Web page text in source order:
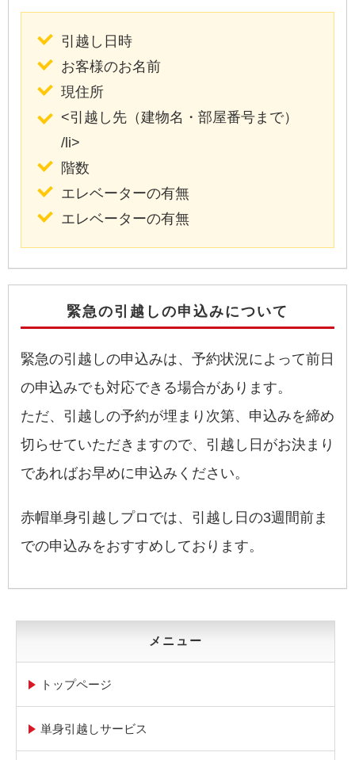
引越し日時
お客様のお名前
現住所
<引越し先（建物名・部屋番号まで）
/li>
階数
エレベーターの有無
エレベーターの有無
緊急の引越しの申込みについて
緊急の引越しの申込みは、予約状況によって前日
の申込みでも対応できる場合があります。
ただ、引越しの予約が埋まり次第、申込みを締め
切らせていただきますので、引越し日がお決まり
であればお早めに申込みください。
赤帽単身引越しプロでは、引越し日の3週間前ま
での申込みをおすすめしております。
メニュー
トップページ
単身引越しサービス